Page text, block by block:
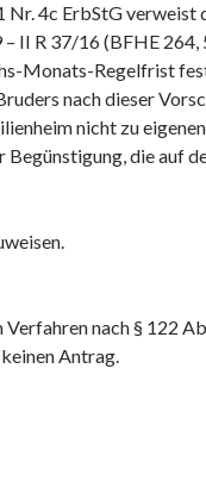
4c ErbStG verweist
II R 37/16 (BFHE 264,
Monats-Regelfrist
nach dieser
nicht zu eigenen
Begünstigung, die auf
nach § 122
Antrag.